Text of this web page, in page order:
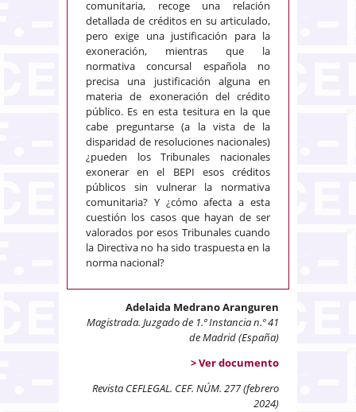
comunitaria, recoge una relación
detallada de créditos en su articulado,
pero exige una justificación para la
exoneración, mientras que la
normativa concursal española no
precisa una justificación alguna en
materia de exoneración del crédito
público. Es en esta tesitura en la que
cabe preguntarse (a la vista de la
disparidad de resoluciones nacionales)
¿pueden los Tribunales nacionales
exonerar en el BEPI esos créditos
públicos sin vulnerar la normativa
comunitaria? Y ¿cómo afecta a esta
cuestión los casos que hayan de ser
valorados por esos Tribunales cuando
la Directiva no ha sido traspuesta en la
norma nacional?
Adelaida Medrano Aranguren
Magistrada. Juzgado de 1.ª Instancia n.º 41
de Madrid (España)
> Ver documento
Revista CEFLEGAL. CEF. NÚM. 277 (febrero
2024)